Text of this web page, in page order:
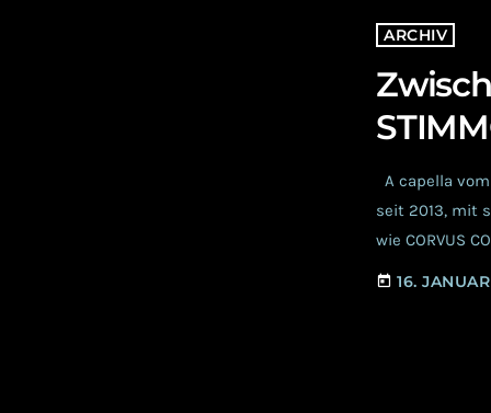
ARCHIV
A capella
seit 2013, mit
wie CORVUS
auch als
today 16.